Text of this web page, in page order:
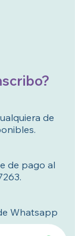
de
de pago al
.⁠ ⁠
Whatsapp